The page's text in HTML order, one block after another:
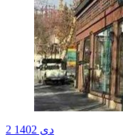
2 دی 1402